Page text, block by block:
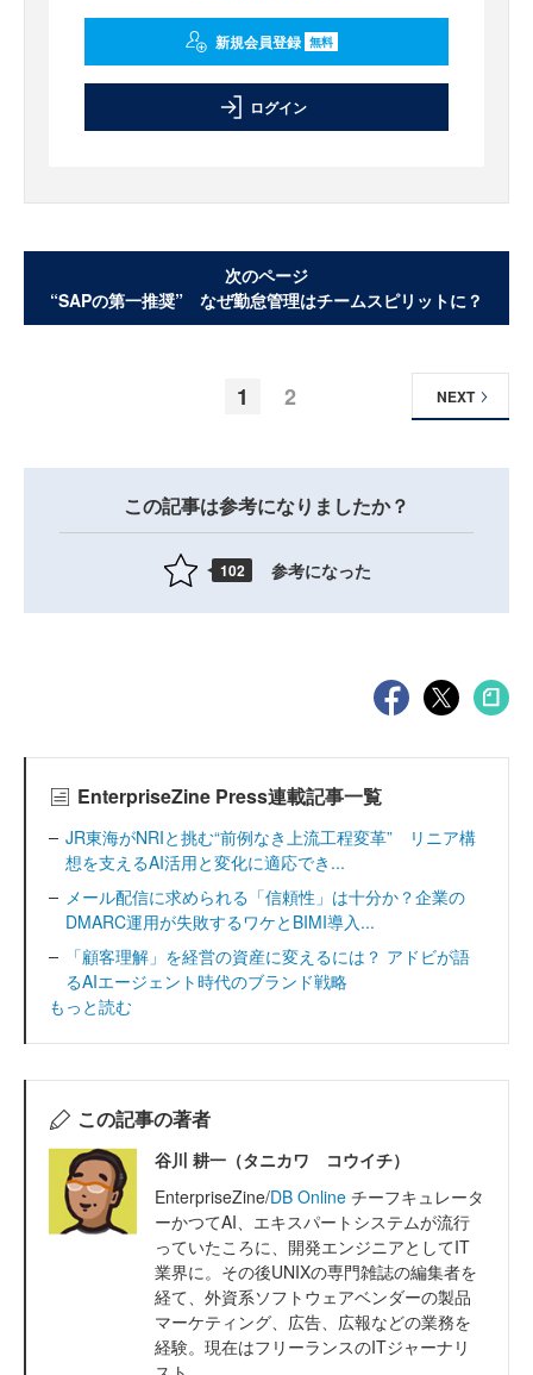
新規会員登録 無料
ログイン
次のページ
“SAPの第一推奨” なぜ勤怠管理はチームスピリットに？
1 2 NEXT
この記事は参考になりましたか？
102 参考になった
EnterpriseZine Press連載記事一覧
JR東海がNRIと挑む“前例なき上流工程変革” リニア構
想を支えるAI活用と変化に適応でき...
メール配信に求められる「信頼性」は十分か？企業の
DMARC運用が失敗するワケとBIMI導入...
「顧客理解」を経営の資産に変えるには？ アドビが語
るAIエージェント時代のブランド戦略
もっと読む
この記事の著者
谷川 耕一（タニカワ コウイチ）
EnterpriseZine/DB Online チーフキュレータ
ーかつてAI、エキスパートシステムが流行
っていたころに、開発エンジニアとしてIT
業界に。その後UNIXの専門雑誌の編集者を
経て、外資系ソフトウェアベンダーの製品
マーケティング、広告、広報などの業務を
経験。現在はフリーランスのITジャーナリ